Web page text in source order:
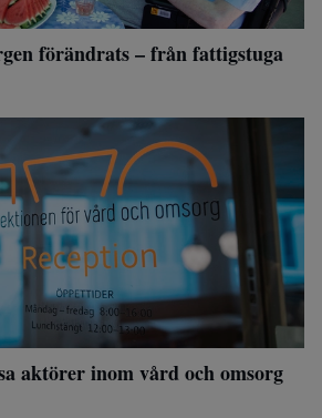
förändrats – från fattigstuga
aktörer inom vård och omsorg